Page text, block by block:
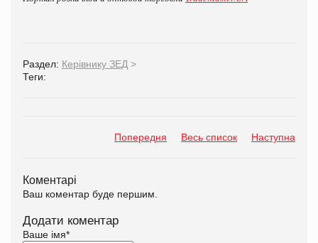
Раздел: Керівнику ЗЕД >
Теги:
Попередня Весь список Наступна
Коментарі
Ваш коментар буде першим.
Додати коментар
Ваше імя*